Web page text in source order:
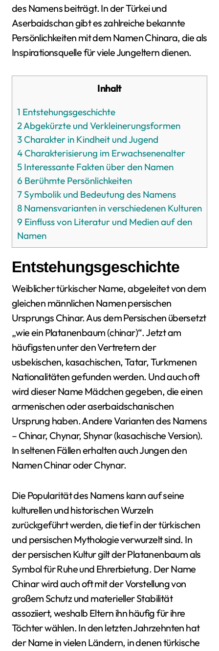
des Namens beiträgt. In der Türkei und
Aserbaidschan gibt es zahlreiche bekannte
Persönlichkeiten mit dem Namen Chinara, die als
Inspirationsquelle für viele Jungeltern dienen.
Inhalt
1 Entstehungsgeschichte
2Abgekürzte und Verkleinerungsformen
3 Charakter in Kindheit und Jugend
4 Charakterisierung im Erwachsenenalter
5 Interessante Fakten über den Namen
6 Berühmte Persönlichkeiten
7 Symbolik und Bedeutung des Namens
8 Namensvarianten in verschiedenen Kulturen
9 Einfluss von Literatur und Medien auf den
Namen
Entstehungsgeschichte
Weiblicher türkischer Name, abgeleitet von dem
gleichen männlichen Namen persischen
Ursprungs Chinar. Aus dem Persischen übersetzt
„wie ein Platanenbaum (chinar)“. Jetzt am
häufigsten unter den Vertretern der
usbekischen, kasachischen, Tatar, Turkmenen
Nationalitäten gefunden werden. Und auch oft
wird dieser Name Mädchen gegeben, die einen
armenischen oder aserbaidschanischen
Ursprung haben. Andere Varianten des Namens
– Chinar, Chynar, Shynar (kasachische Version).
In seltenen Fällen erhalten auch Jungen den
Namen Chinar oder Chynar.
Die Popularität des Namens kann auf seine
kulturellen und historischen Wurzeln
zurückgeführt werden, die tief in der türkischen
und persischen Mythologie verwurzelt sind. In
der persischen Kultur gilt der Platanenbaum als
Symbol für Ruhe und Ehrerbietung. Der Name
Chinar wird auch oft mit der Vorstellung von
großem Schutz und materieller Stabilität
assoziiert, weshalb Eltern ihn häufig für ihre
Töchter wählen. In den letzten Jahrzehnten hat
der Name in vielen Ländern, in denen türkische